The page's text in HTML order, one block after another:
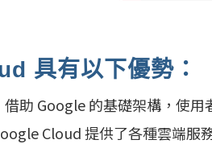
具有以下優勢：
借助 Google 的基礎架構，使
Cloud 提供了各種雲端